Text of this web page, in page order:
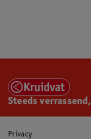
Steeds
Privacy